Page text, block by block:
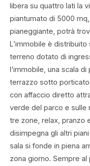
libera su quattro lati la
piantumato di 5000
pianeggiante, potrà
L’immobile è
terreno dotato di
l’immobile, una scala
terrazzo sotto
con affaccio diretto
verde del parco e sulle
tre zone, relax, pranzo
disimpegna gli altri
sala si fonde in piena
zona giorno. Sempre